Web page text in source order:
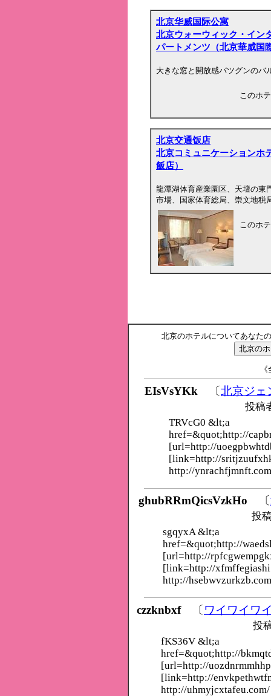
北京华威国际公寓
北京ウォーウィック・イン
パートメンツ（北京華威国
大きな窓と開放感バツグンのバ
このホ
北京交通饭店
北京コミュニケーションホ
飯店）
龍潭湖体育産業園区、天壇の東
市場、国家体育総局、崇文地税
このホ
北京のホテルについてあなた
EIsVsYKk 〔北京ジェ
投稿
TRVcG0 &lt;a
href=&quot;http://
[url=http://
[link=http://
http://
ghubRRmQicsVzkHo 〔
投
sgqyxA &lt;a
href=&quot;http://
[url=http://
[link=http://
http://
czzknbxf〔ワイワイワ
投
fKS36V &lt;a
href=&quot;http://
[url=http://
[link=http://
http://uhmyjcxtafeu.com/